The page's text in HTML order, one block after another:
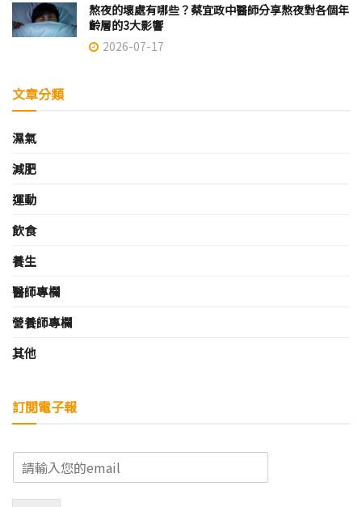
熬夜的壞處有哪些？蔡宜政中醫師分享熬夜對各個年
齡層的3大影響
2026-07-17
文章分類
濕氣
減肥
運動
飲食
養生
醫師專欄
營養師專欄
其他
訂閱電子報
E
m